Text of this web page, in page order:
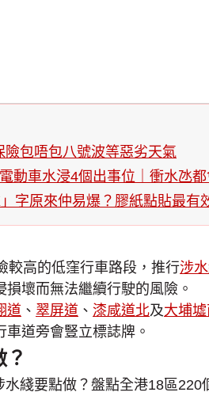
險包唔包八號波等惡劣天氣
動車水浸4個出事位｜衝水氹
」字原來仲易爆？膠紙點貼最
較高的低窪行車路段，推行涉
壞而無法繼續行駛的風險。
道 、 翠屏道 、 漆咸道北及大埔
道旁會豎立標誌牌。